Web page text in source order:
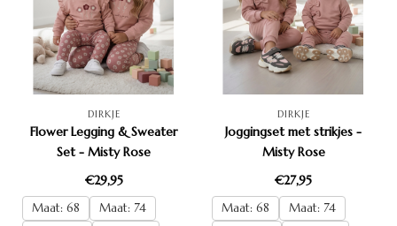
DIRKJE
Flower Legging & Sweater
Set - Misty Rose
€29,95
Maat: 68
Maat: 74
DIRKJE
Joggingset met strikjes -
Misty Rose
€27,95
Maat: 68
Maat: 74